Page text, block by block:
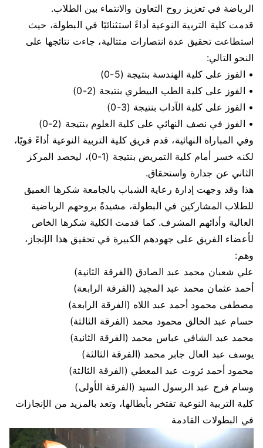
الرياضة في تعزيز روح التعاون والانتماء بين الطلاب.
قدمت كلية التربية النوعية أداءً استثنائيًا في البطولة، حيث
استطاعت تحقيق عدة انتصارات متتالية، جاءت نتائجها على
النحو التالي:
• الفوز على كلية الهندسة بنتيجة (5-0)
• الفوز على كلية الطب البيطري بنتيجة (2-0)
• الفوز على كلية الآداب بنتيجة (3-0)
• الفوز في نصف النهائي على كلية العلوم بنتيجة (2-0)
وفي المباراة النهائية، قدم فريق كلية التربية النوعية أداءً قويًا،
لكنه خسر أمام كلية التمريض بنتيجة (1-0)، ليحصد المركز
الثاني عن جدارة واستحقاق.
هذا وقد وجهت إدارة رعاية الشباب بالجامعة شكرها العميق
للطلاب المشاركين في البطولة، مشيدةً بروحهم الرياضية
العالية وأدائهم المشرف. كما قدمت الكلية شكرها الخاص
لأعضاء الفريق على جهودهم الكبيرة في تحقيق هذا الإنجاز،
وهم:
علي شعبان محمد عبد الصادق (الفرقة الثانية)
أحمد عثمان محمد عبد المجيد (الفرقة الرابعة)
مصطفى محمود أحمد عبد اللاه (الفرقة الرابعة)
حسام عبد الخالق محمود محمد (الفرقة الثالثة)
محمد عبد الشافي عباس محمد (الفرقة الثانية)
يوسف عبد العال جابر محمد (الفرقة الثالثة)
محمود أحمد ثروت عبد المعطي (الفرقة الثالثة)
وسام فرج عبد الرسول السيد (الفرقة الأولى)
كلية التربية النوعية تفتخر بأبطالها، وتعد بالمزيد من الإنجازات
في البطولات القادمة